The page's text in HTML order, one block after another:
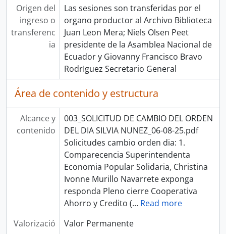
Origen del
ingreso o
transferenc
ia
Las sesiones son transferidas por el
organo productor al Archivo Biblioteca
Juan Leon Mera; Niels Olsen Peet
presidente de la Asamblea Nacional de
Ecuador y Giovanny Francisco Bravo
RodrIguez Secretario General
Área de contenido y estructura
Alcance y
contenido
003_SOLICITUD DE CAMBIO DEL ORDEN
DEL DIA SILVIA NUNEZ_06-08-25.pdf
Solicitudes cambio orden dia: 1.
Comparecencia Superintendenta
Economia Popular Solidaria, Christina
Ivonne Murillo Navarrete exponga
responda Pleno cierre Cooperativa
Ahorro y Credito (… Read more
Valorizació
Valor Permanente